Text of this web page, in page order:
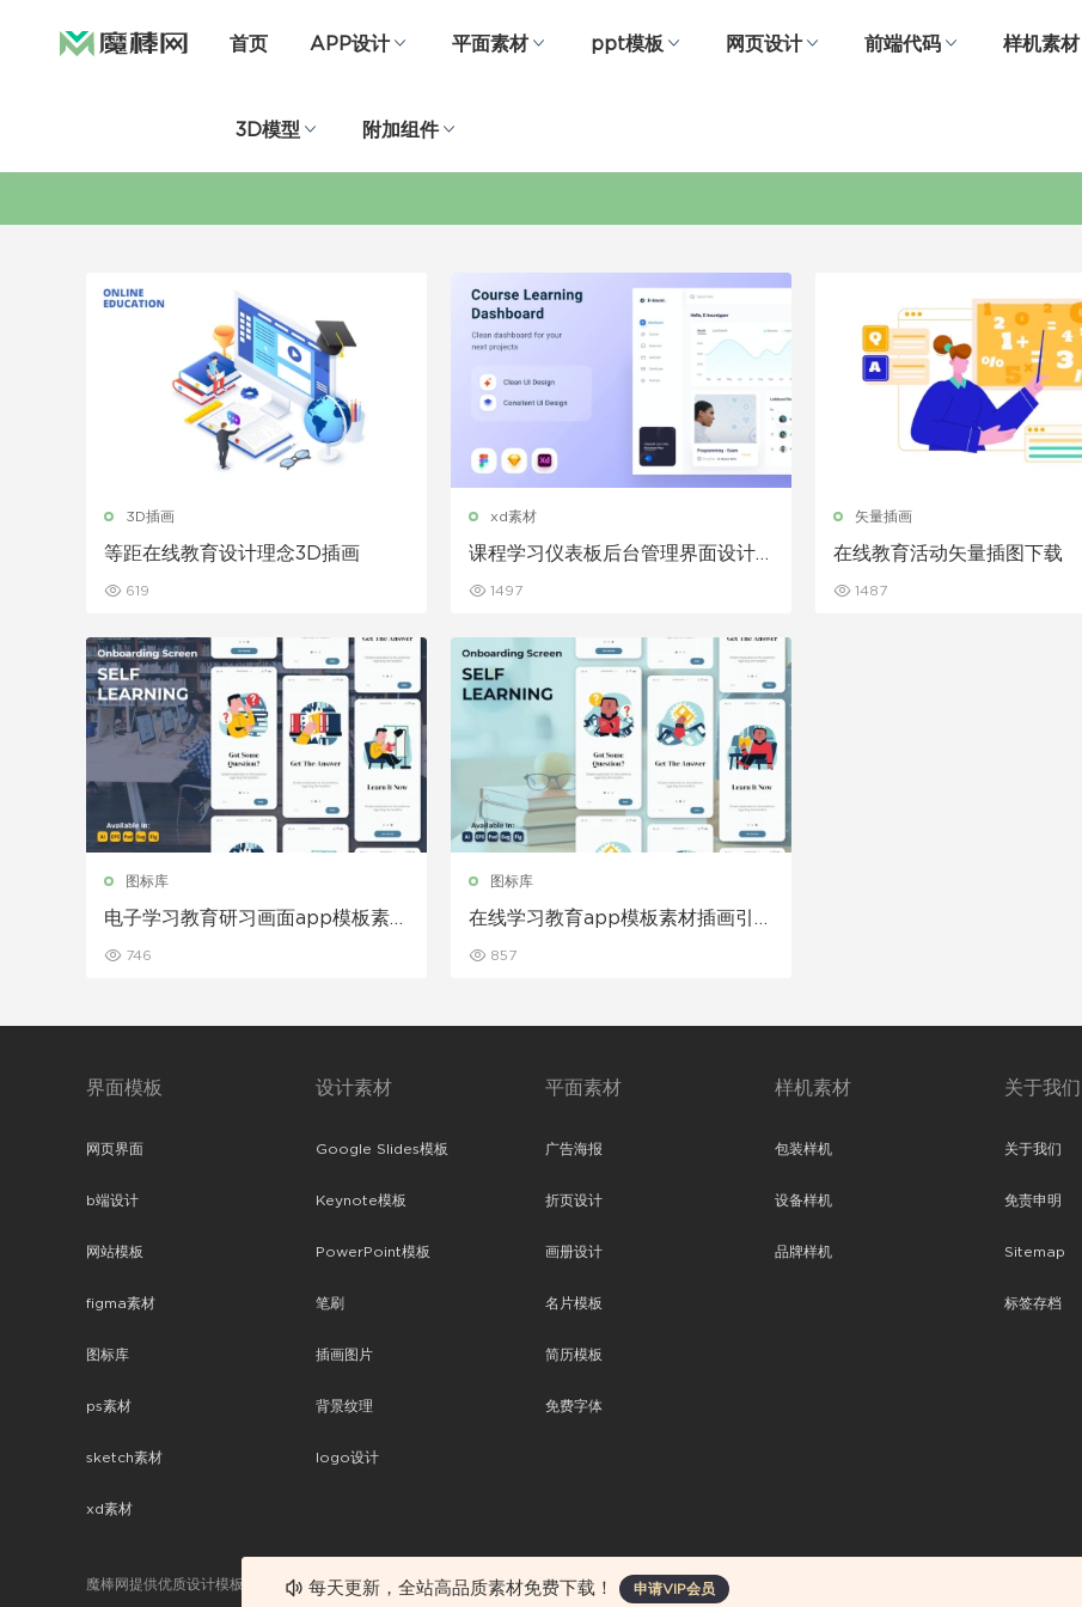
首页 APP设计 平面素材 ppt模板 网页设计 前端代码 样机素材
3D模型 附加组件
3D插画
等距在线教育设计理念3D插画
619
xd素材
课程学习仪表板后台管理界面设计
1497
矢量插画
在线教育活动矢量插图下载
1487
图标库
电子学习教育研习画面app模板素材
746
图标库
在线学习教育app模板素材插画引导
857
界面模板
网页界面
b端设计
网站模板
figma素材
图标库
ps素材
sketch素材
xd素材
设计素材
Google Slides模板
Keynote模板
PowerPoint模板
笔刷
插画图片
背景纹理
logo设计
平面素材
广告海报
折页设计
画册设计
名片模板
简历模板
免费字体
样机素材
包装样机
设备样机
品牌样机
关于我们
关于我们
免责申明
Sitemap
标签存档
魔棒网提供优质设计模板下载，分享优秀的设计。素材包含了APP设计、平面素材、ppt模板、网页设计、前端代码、样机素材、插画图片、附加组件等。
每天更新，全站高品质素材免费下载！ 申请VIP会员